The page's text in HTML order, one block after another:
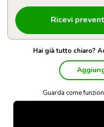
Hai già tutto chiaro?
Guarda come